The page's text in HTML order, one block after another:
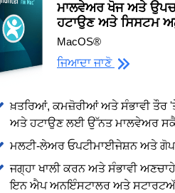
ਮਾਲਵੇਅਰ ਖੋਜ ਅਤੇ
ਹਟਾਉਣ ਅਤੇ ਸਿਸਟਮ
MacOS®
ਜਿਆਦਾ ਜਾਣੋ
ਖ਼ਤਰਿਆਂ, ਕਮਜ਼ੋਰੀਆਂ ਅਤੇ ਸੰਭਾਵੀ ਤੌਰ
ਅਤੇ ਹਟਾਉਣ ਲਈ ਉੱਨਤ ਮਾਲਵੇਅਰ
ਮਲਟੀ-ਲੇਅਰ ਓਪਟੀਮਾਈਜੇਸ਼ਨ ਅਤੇ
ਜਗ੍ਹਾ ਖਾਲੀ ਕਰਨ ਅਤੇ ਸੰਭਾਵੀ
ਇਨ ਐਪ ਅਨਇੰਸਟਾਲਰ ਅਤੇ